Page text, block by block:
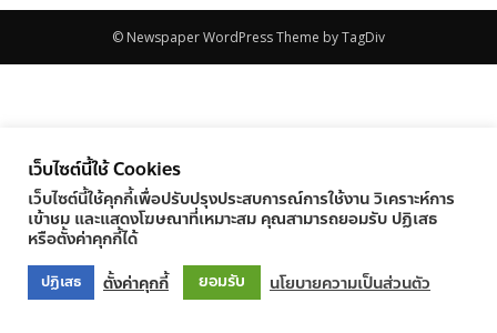
© Newspaper WordPress Theme by TagDiv
เว็บไซต์นี้ใช้ Cookies
เว็บไซต์นี้ใช้คุกกี้เพื่อปรับปรุงประสบการณ์การใช้งาน วิเคราะห์การ
เข้าชม และแสดงโฆษณาที่เหมาะสม คุณสามารถยอมรับ ปฏิเสธ
หรือตั้งค่าคุกกี้ได้
ปฏิเสธ ตั้งค่าคุกกี้ ยอมรับ นโยบายความเป็นส่วนตัว